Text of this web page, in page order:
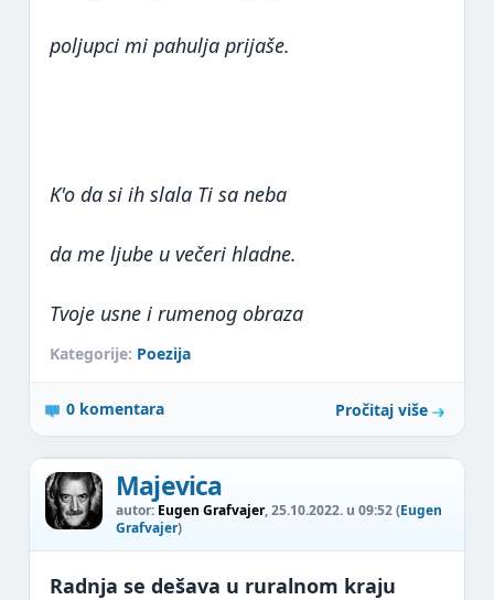
poljupci mi pahulja prijaše.
K'o da si ih slala Ti sa neba
da me ljube u večeri hladne.
Tvoje usne i rumenog obraza
Kategorije: Poezija
0 komentara Pročitaj više
Majevica
autor: Eugen Grafvajer, 25.10.2022. u 09:52 (Eugen
Grafvajer)
Radnja se dešava u ruralnom kraju